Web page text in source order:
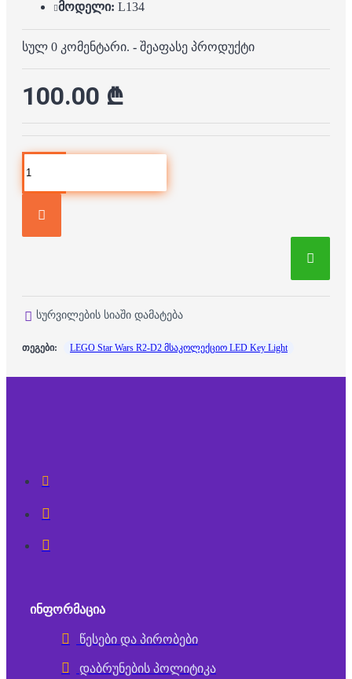
მოდელი: L134
სულ 0 კომენტარი. - შეაფასე პროდუქტი
100.00 ₾
სურვილების სიაში დამატება
თეგები: LEGO Star Wars R2-D2 მსაკოლექციო LED Key Light
ᲘᲜᲤᲝᲠᲛᲐᲪᲘᲐ
წესები და პირობები
დაბრუნების პოლიტიკა